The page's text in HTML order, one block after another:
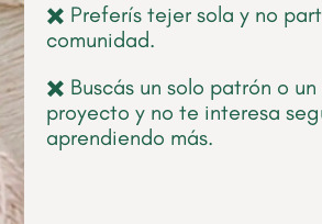
✖️ Preferís tejer sola y no
comunidad.
✖️ Buscás un solo patrón o un
proyecto y no te interesa
aprendiendo más.